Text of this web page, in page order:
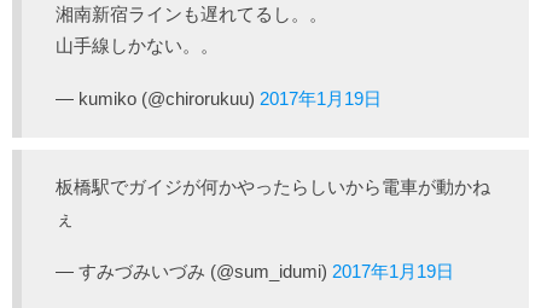
湘南新宿ラインも遅れてるし。。
山手線しかない。。
— kumiko (@chirorukuu) 2017年1月19日
板橋駅でガイジが何かやったらしいから電車が動かね
ぇ
— すみづみいづみ (@sum_idumi) 2017年1月19日